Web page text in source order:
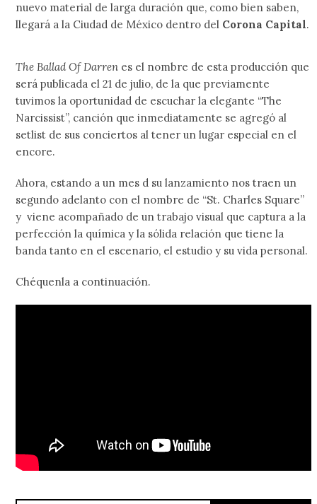
nuevo material de larga duración que, como bien saben,
llegará a la Ciudad de México dentro del Corona Capital.
The Ballad Of Darren es el nombre de esta producción que
será publicada el 21 de julio, de la que previamente
tuvimos la oportunidad de escuchar la elegante “The
Narcissist”, canción que inmediatamente se agregó al
setlist de sus conciertos al tener un lugar especial en el
encore.
Ahora, estando a un mes d su lanzamiento nos traen un
segundo adelanto con el nombre de “St. Charles Square”
y viene acompañado de un trabajo visual que captura a la
perfección la química y la sólida relación que tiene la
banda tanto en el escenario, el estudio y su vida personal.
Chéquenla a continuación.